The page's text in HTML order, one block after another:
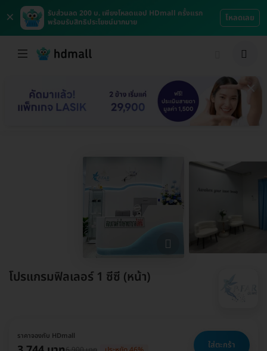
×
รับส่วนลด 200 บ. เพียงโหลดแอป HDmall ครั้งแรก
พร้อมรับสิทธิประโยชน์มากมาย
โหลดเลย
โปรแกรมฟิลเลอร์ 1 ซีซี (หน้า)
ราคาจองกับ HDmall
ใส่ตะกร้า